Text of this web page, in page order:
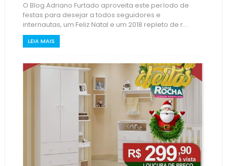
O Blog Adriano Furtado aproveita este período de
festas para desejar a todos seguidores e
internautas, um Feliz Natal e um 2018 repleto de r...
LEIA MAIS